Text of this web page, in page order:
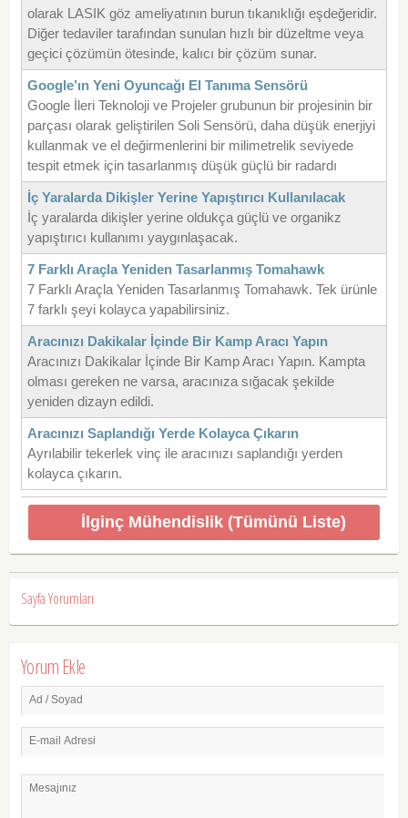
olarak LASIK göz ameliyatının burun tıkanıklığı eşdeğeridir.
Diğer tedaviler tarafından sunulan hızlı bir düzeltme veya
geçici çözümün ötesinde, kalıcı bir çözüm sunar.
Google’ın Yeni Oyuncağı El Tanıma Sensörü
Google İleri Teknoloji ve Projeler grubunun bir projesinin bir
parçası olarak geliştirilen Soli Sensörü, daha düşük enerjiyi
kullanmak ve el değirmenlerini bir milimetrelik seviyede
tespit etmek için tasarlanmış düşük güçlü bir radardı
İç Yaralarda Dikişler Yerine Yapıştırıcı Kullanılacak
İç yaralarda dikişler yerine oldukça güçlü ve organikz
yapıştırıcı kullanımı yaygınlaşacak.
7 Farklı Araçla Yeniden Tasarlanmış Tomahawk
7 Farklı Araçla Yeniden Tasarlanmış Tomahawk. Tek ürünle
7 farklı şeyi kolayca yapabilirsiniz.
Aracınızı Dakikalar İçinde Bir Kamp Aracı Yapın
Aracınızı Dakikalar İçinde Bir Kamp Aracı Yapın. Kampta
olması gereken ne varsa, aracınıza sığacak şekilde
yeniden dizayn edildi.
Aracınızı Saplandığı Yerde Kolayca Çıkarın
Ayrılabilir tekerlek vinç ile aracınızı saplandığı yerden
kolayca çıkarın.
İlginç Mühendislik (Tümünü Liste)
Sayfa Yorumları
Yorum Ekle
Ad / Soyad
E-mail Adresi
Mesajınız